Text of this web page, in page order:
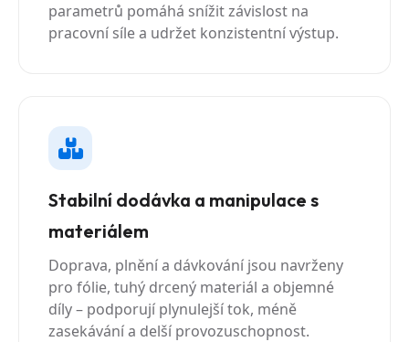
parametrů pomáhá snížit závislost na
pracovní síle a udržet konzistentní výstup.
Stabilní dodávka a manipulace s
materiálem
Doprava, plnění a dávkování jsou navrženy
pro fólie, tuhý drcený materiál a objemné
díly – podporují plynulejší tok, méně
zasekávání a delší provozuschopnost.